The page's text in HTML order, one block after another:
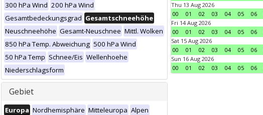
300 hPa Wind 200 hPa Wind
Gesamtbedeckungsgrad Gesamtschneehöhe
Neuschneehöhe Gesamt-Neuschnee Mittl. Wolken
850 hPa Temp. Abweichung 500 hPa Wind
50 hPa Temp Schnee/Eis Wellenhoehe
Niederschlagsform
Gebiet
Europa Nordhemisphäre Mitteleuropa Alpen
Thu 13 Aug 2026
00
01 02 03 04 05 06
Fri 14 Aug 2026
00
01 02 03 04 05 06
Sat 15 Aug 2026
00
01 02 03 04 05 06
Sun 16 Aug 2026
00
01 02 03 04 05 06